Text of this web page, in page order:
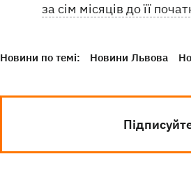
за сім місяців до її
Новини по темі: Новини Львова